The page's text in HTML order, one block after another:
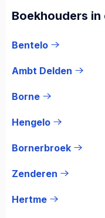
Boekhouders
Bentelo
Ambt Delden
Borne
Hengelo
Bornerbroek
Zenderen
Hertme